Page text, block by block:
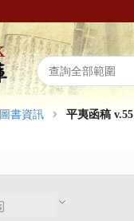
圖書資訊 平夷函稿 v.55